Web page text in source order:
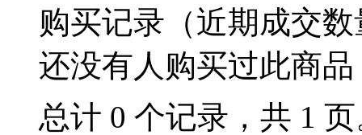
购买记录 （近期成交
还没有人购买过此商品
总计 0 个记录，共 1